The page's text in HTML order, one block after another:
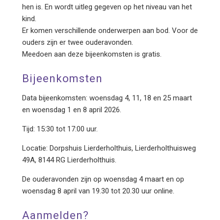
hen is. En wordt uitleg gegeven op het niveau van het
kind.
Er komen verschillende onderwerpen aan bod. Voor de
ouders zijn er twee ouderavonden.
Meedoen aan deze bijeenkomsten is gratis.
Bijeenkomsten
Data bijeenkomsten: woensdag 4, 11, 18 en 25 maart
en woensdag 1 en 8 april 2026.
Tijd: 15:30 tot 17:00 uur.
Locatie: Dorpshuis Lierderholthuis, Lierderholthuisweg
49A, 8144 RG Lierderholthuis.
De ouderavonden zijn op woensdag 4 maart en op
woensdag 8 april van 19.30 tot 20.30 uur online.
Aanmelden?